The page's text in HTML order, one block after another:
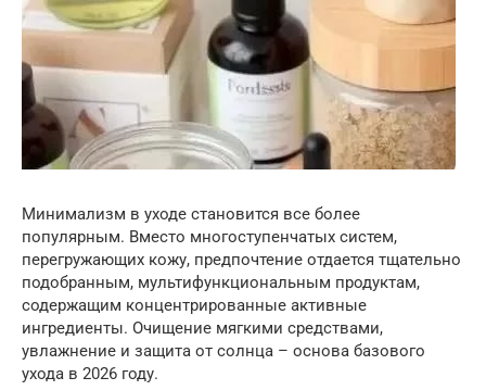
Минимализм в уходе становится все более
популярным. Вместо многоступенчатых систем,
перегружающих кожу, предпочтение отдается тщательно
подобранным, мультифункциональным продуктам,
содержащим концентрированные активные
ингредиенты. Очищение мягкими средствами,
увлажнение и защита от солнца – основа базового
ухода в 2026 году.